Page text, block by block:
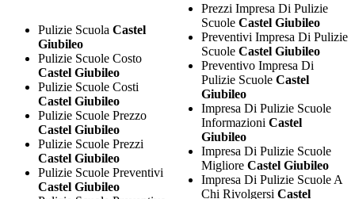
Pulizie Scuola Castel
Giubileo
Pulizie Scuole Costo
Castel Giubileo
Pulizie Scuole Costi
Castel Giubileo
Pulizie Scuole Prezzo
Castel Giubileo
Pulizie Scuole Prezzi
Castel Giubileo
Pulizie Scuole Preventivi
Castel Giubileo
Prezzi Impresa Di Pulizie
Scuole Castel Giubileo
Preventivi Impresa Di Pulizie
Scuole Castel Giubileo
Preventivo Impresa Di
Pulizie Scuole Castel
Giubileo
Impresa Di Pulizie Scuole
Informazioni Castel
Giubileo
Impresa Di Pulizie Scuole
Migliore Castel Giubileo
Impresa Di Pulizie Scuole A
Chi Rivolgersi Castel